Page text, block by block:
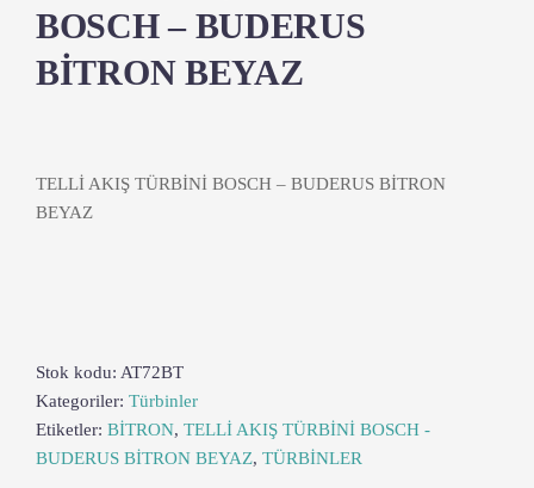
BOSCH – BUDERUS
BİTRON BEYAZ
TELLİ AKIŞ TÜRBİNİ BOSCH – BUDERUS BİTRON
BEYAZ
Stok kodu: AT72BT
Kategoriler: Türbinler
Etiketler: BİTRON, TELLİ AKIŞ TÜRBİNİ BOSCH -
BUDERUS BİTRON BEYAZ, TÜRBİNLER